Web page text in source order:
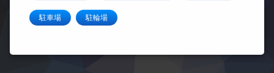
駐車場 駐輪場